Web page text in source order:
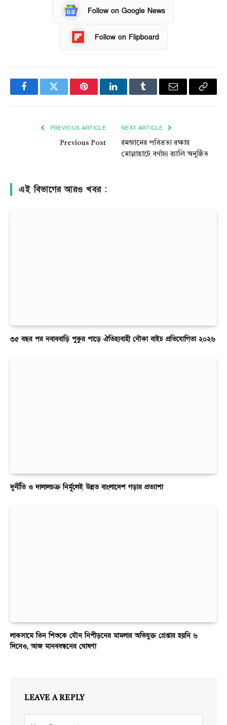
Follow on Google News
Follow on Flipboard
FacebookTwitter PinterestLinkedInTumblr Email
Copy
PREVIOUS ARTICLE
Previous Post
NEXT ARTICLE
রমজানের পবিত্রতা রক্ষায়
মোল্লাহাটে বর্ণাঢ্য র‍্যালি অনুষ্ঠিত
এই বিভাগের আরও খবর :
৩৫ বছর পর নবাববাড়ি পুকুর পাড়ে ঐতিহ্যবাহী নৌকা বাইচ প্রতিযোগিতা ২০২৬
দুর্নীতি ও দালালচক্র নির্মূলেই উন্নত বাংলাদেশ গড়ার প্রত্যাশা
লাকসামে তিন শিশুকে যৌন নিপীড়নের মামলার অভিযুক্ত গ্রেপ্তার হয়নি ৬
দিনেও, আজ মানববন্ধনের ঘোষণা
LEAVE A REPLY